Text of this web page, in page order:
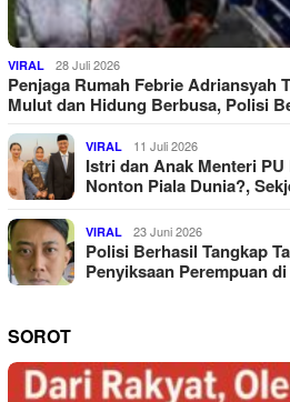
VIRAL 28 Juli 2026
Penjaga Rumah Febrie Adriansyah
Mulut dan Hidung Berbusa, Polisi
VIRAL 11 Juli 2026
Istri dan Anak Menteri
Nonton Piala Dunia?,
VIRAL 23 Juni 2026
Polisi Berhasil Tangkap
Penyiksaan Perempuan
SOROT